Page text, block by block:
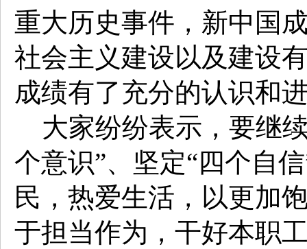
重大历史事件，新中国
社会主义建设以及建设
成绩有了充分的认识和
大家纷纷表示，要继
个意识”、坚定“四个自
民，热爱生活，以更加
于担当作为，干好本职